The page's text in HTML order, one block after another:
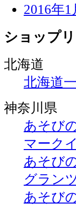
2016年1
ショップ
北海道
北海道
神奈川県
あそび
マーク
あそび
グラン
あそび